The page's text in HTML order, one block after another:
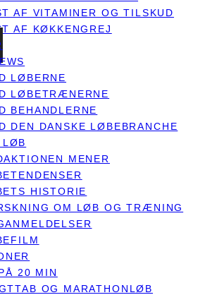
AF VITAMINER OG TILSKUD
AF KØKKENGREJ
LØBERNE
LØBETRÆNERNE
BEHANDLERNE
DEN DANSKE LØBEBRANCHE
LØB
MENER
HISTORIE
OM LØB OG TRÆNING
20 MIN
OG MARATHONLØB